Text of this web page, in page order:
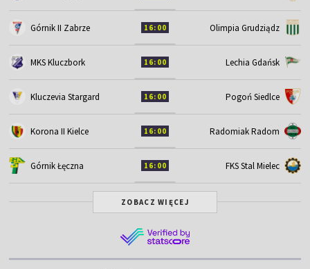
Górnik II Zabrze 16:00 Olimpia Grudziądz
MKS Kluczbork 16:00 Lechia Gdańsk
Kluczevia Stargard 16:00 Pogoń Siedlce
Korona II Kielce 16:00 Radomiak Radom
Górnik Łęczna 16:00 FKS Stal Mielec
ZOBACZ WIĘCEJ